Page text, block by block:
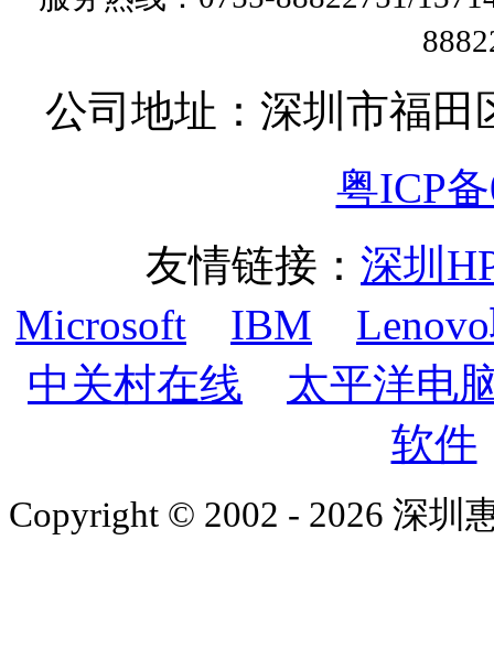
公司地址：深圳市福田
粤ICP
友情链接： 深圳
Microsoft
IBM
中关村在线
太平洋电
软件
Copyright © 2002 - 2026 深圳